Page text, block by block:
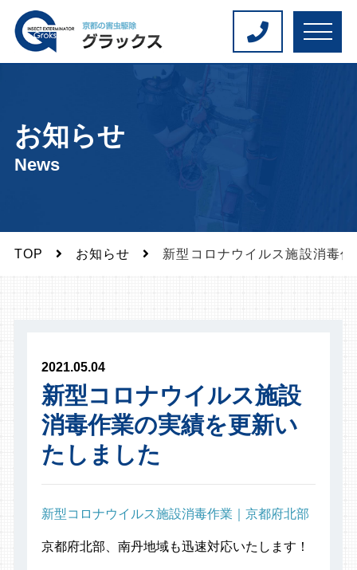
M
E
お知らせ
News
TOP お知らせ 新型コロナウイルス施設消毒
2021.05.04
新型コロナウイルス施設
消毒作業の実績を更新い
たしました
新型コロナウイルス施設消毒作業｜京都府北部
京都府北部、南丹地域も迅速対応いたします！